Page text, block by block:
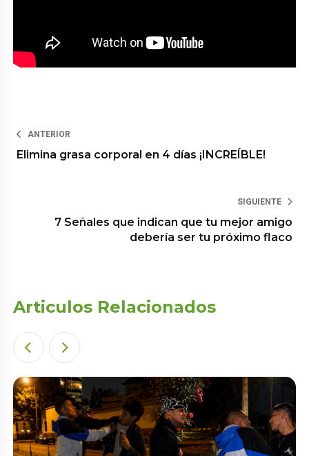
ANTERIOR
Elimina grasa corporal en 4 días ¡INCREÍBLE!
SIGUIENTE
7 Señales que indican que tu mejor amigo
debería ser tu próximo flaco
Articulos Relacionados